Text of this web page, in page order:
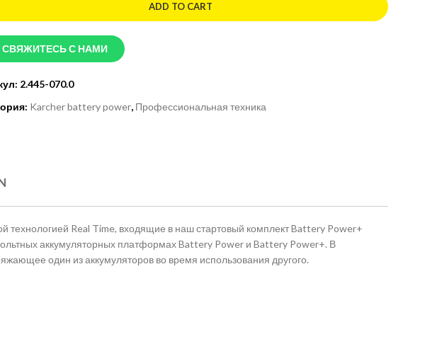
ADD TO CART
СВЯЖИТЕСЬ С НАМИ
2.445-070.0
Karcher battery power, Профессиональная техника
Real Time, входящие в наш стартовый комплект Battery Power+
аккумуляторных платформах Battery Power и Battery Power+. В
один из аккумуляторов во время использования другого.